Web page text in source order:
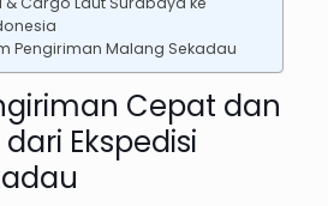
Pengiriman Malang Sekadau
Cepat dan
Ekspedisi